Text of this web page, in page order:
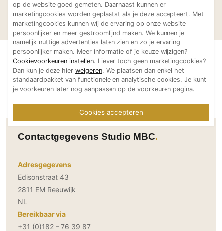
Thuisbioscoop
Domotica
Mirror TV
Fitnessapparatuur
Wifi
Overig
Aannemers Interieur
Akoestiek
Binnenzwembaden
Wijnkelder en wijnkasten
Studio MBC
Interieur- en
lichtontwerp project
Waddinxveen
Studio MBC
Villa met
interieur
Contactgegevens Studio MBC
Adresgegevens
Edisonstraat 43
2811 EM Reeuwijk
NL
Bereikbaar via
+31 (0)182 – 76 39 87
op de website goed gemeten. Daarnaast kunnen er
marketingcookies worden geplaatst als je deze accepteert. Met
marketingcookies kunnen wij de ervaring op onze website
persoonlijker en meer gestroomlijnd maken. We kunnen je
namelijk nuttige advertenties laten zien en zo je ervaring
persoonlijker maken. Meer informatie of je keuze wijzigen?
Cookievoorkeuren instellen. Liever toch geen marketingcookies?
Dan kun je deze hier weigeren. We plaatsen dan enkel het
standaardpakket van functionele en analytische cookies. Je kunt
je voorkeuren later nog aanpassen op de voorkeuren pagina.
Cookies accepteren